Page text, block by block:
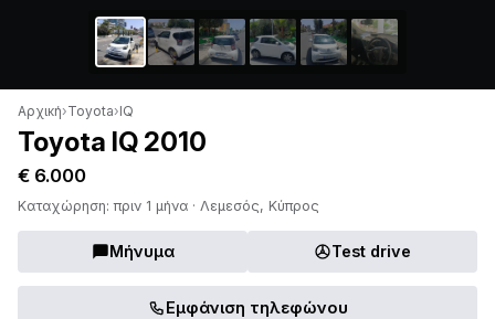
Αρχική›Toyota›IQ
Toyota IQ 2010
€ 6.000
Καταχώρηση: πριν 1 μήνα · Λεμεσός, Κύπρος
Μήνυμα Test drive
Εμφάνιση τηλεφώνου